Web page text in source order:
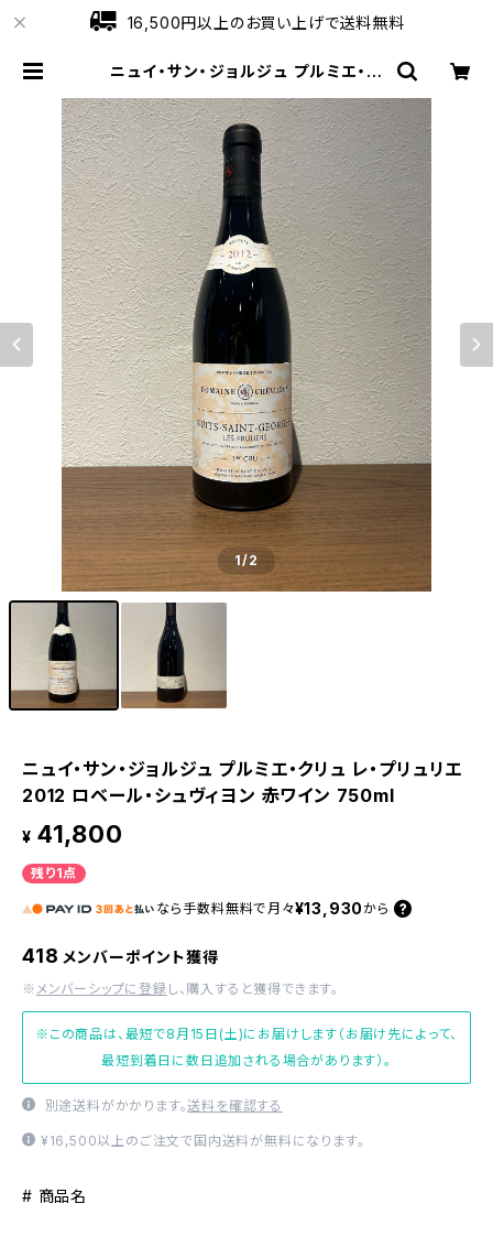
16,500円以上のお買い上げで送料無料
ニュイ・サン・ジョルジュ プルミエ・ク
シュヴィヨン 赤ワイン 750ml | ワイ
ンショップローブ
1/2
ニュイ・サン・ジョルジュ プルミエ・クリュ レ・プリュリエ
2012 ロベール・シュヴィヨン 赤ワイン 750ml
¥ 41,800
残り1点
なら 手数料無料で 月々¥13,930 から
418 メンバーポイント獲得
※ メンバーシップに登録 し、購入すると獲得できます。
※この商品は、最短で8月15日(土)にお届けします（お届け先によって、
最短到着日に数日追加される場合があります）。
別途送料がかかります。送料を確認する
¥16,500以上のご注文で国内送料が無料になります。
# 商品名